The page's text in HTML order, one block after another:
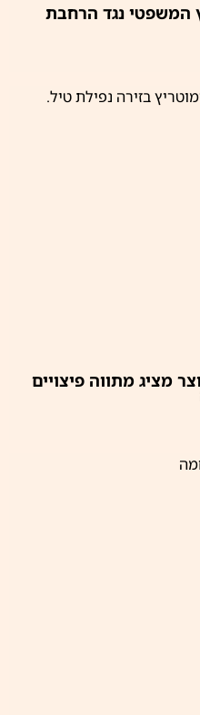
המשפטי נגד הרחבת
מציג מתווה פיצויים